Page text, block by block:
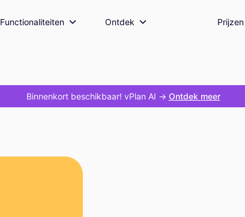
Functionaliteiten Ontdek Prijzen
Binnenkort beschikbaar! vPlan AI -> Ontdek meer